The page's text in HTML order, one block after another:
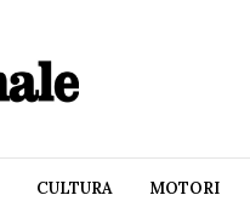
CULTURA MOTORI